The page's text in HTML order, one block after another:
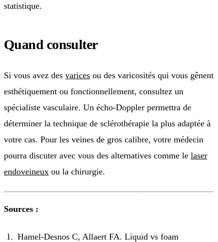
statistique.
Quand consulter
Si vous avez des varices ou des varicosités qui vous gênent
esthétiquement ou fonctionnellement, consultez un
spécialiste vasculaire. Un écho-Doppler permettra de
déterminer la technique de sclérothérapie la plus adaptée à
votre cas. Pour les veines de gros calibre, votre médecin
pourra discuter avec vous des alternatives comme le laser
endoveineux ou la chirurgie.
Sources :
Hamel-Desnos C, Allaert FA. Liquid vs foam